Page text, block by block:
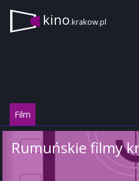
kino.krakow.pl
Film
Rumuńskie filmy